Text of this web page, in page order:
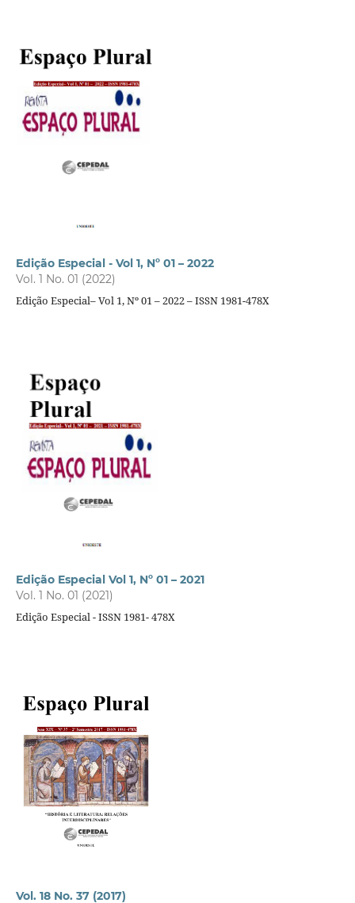
Edição Especial - Vol 1, Nº 01 – 2022
Vol. 1 No. 01 (2022)
Edição Especial– Vol 1, Nº 01 – 2022 – ISSN 1981-478X
Edição Especial Vol 1, Nº 01 – 2021
Vol. 1 No. 01 (2021)
Edição Especial - ISSN 1981- 478X
Vol. 18 No. 37 (2017)